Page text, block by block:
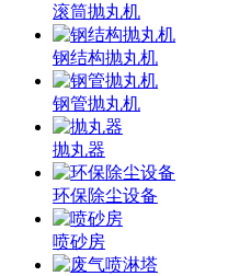
滚筒抛丸机
钢结构抛丸机
钢管抛丸机
抛丸器
环保除尘设备
喷砂房